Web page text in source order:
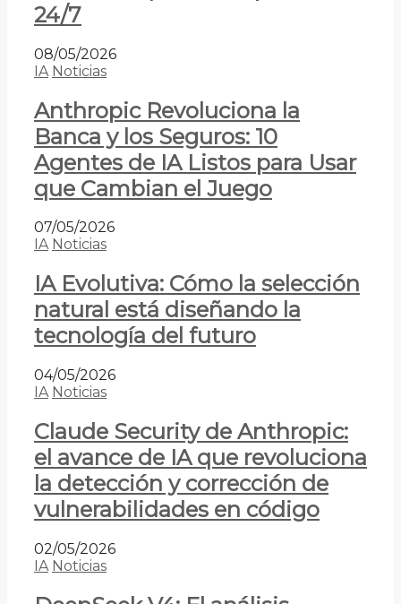
24/7
08/05/2026
IA Noticias
Anthropic Revoluciona la
Banca y los Seguros: 10
Agentes de IA Listos para Usar
que Cambian el Juego
07/05/2026
IA Noticias
IA Evolutiva: Cómo la selección
natural está diseñando la
tecnología del futuro
04/05/2026
IA Noticias
Claude Security de Anthropic:
el avance de IA que revoluciona
la detección y corrección de
vulnerabilidades en código
02/05/2026
IA Noticias